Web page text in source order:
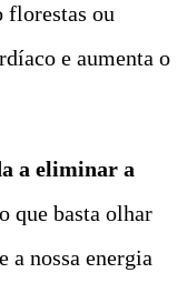
florestas ou
e aumenta o
a eliminar a
que basta olhar
a nossa energia